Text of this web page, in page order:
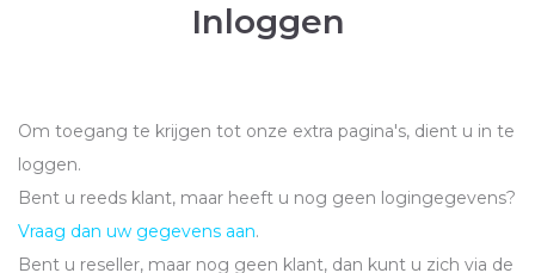
Inloggen
Om toegang te krijgen tot onze extra pagina's, dient u in te
loggen.
Bent u reeds klant, maar heeft u nog geen logingegevens?
Vraag dan uw gegevens aan.
Bent u reseller, maar nog geen klant, dan kunt u zich via de